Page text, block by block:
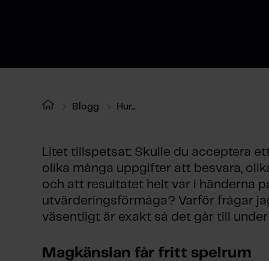
Blogg Hur...
Litet tillspetsat: Skulle du acceptera
olika många uppgifter att besvara,
och att resultatet helt var i händerna
utvärderingsförmåga? Varför frågar
väsentligt är exakt så det går till
Magkänslan får fritt spelrum